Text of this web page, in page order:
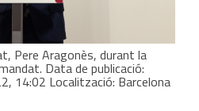
Pere Aragonès, durant la
Data de publicació:
14:02 Localització: Barcelona